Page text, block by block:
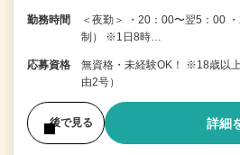
勤務時間
＜夜勤＞ ・20：00〜翌5：00
制） ※1日8時…
応募資格
無資格・未経験OK！ ※18歳以
由2号）
後で見る 詳細